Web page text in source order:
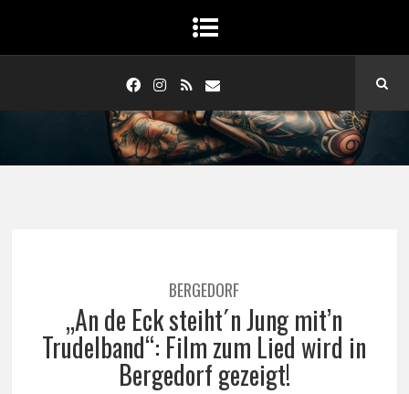
BERGEDORF
„An de Eck steiht´n Jung mit’n
Trudelband“: Film zum Lied wird in
Bergedorf gezeigt!